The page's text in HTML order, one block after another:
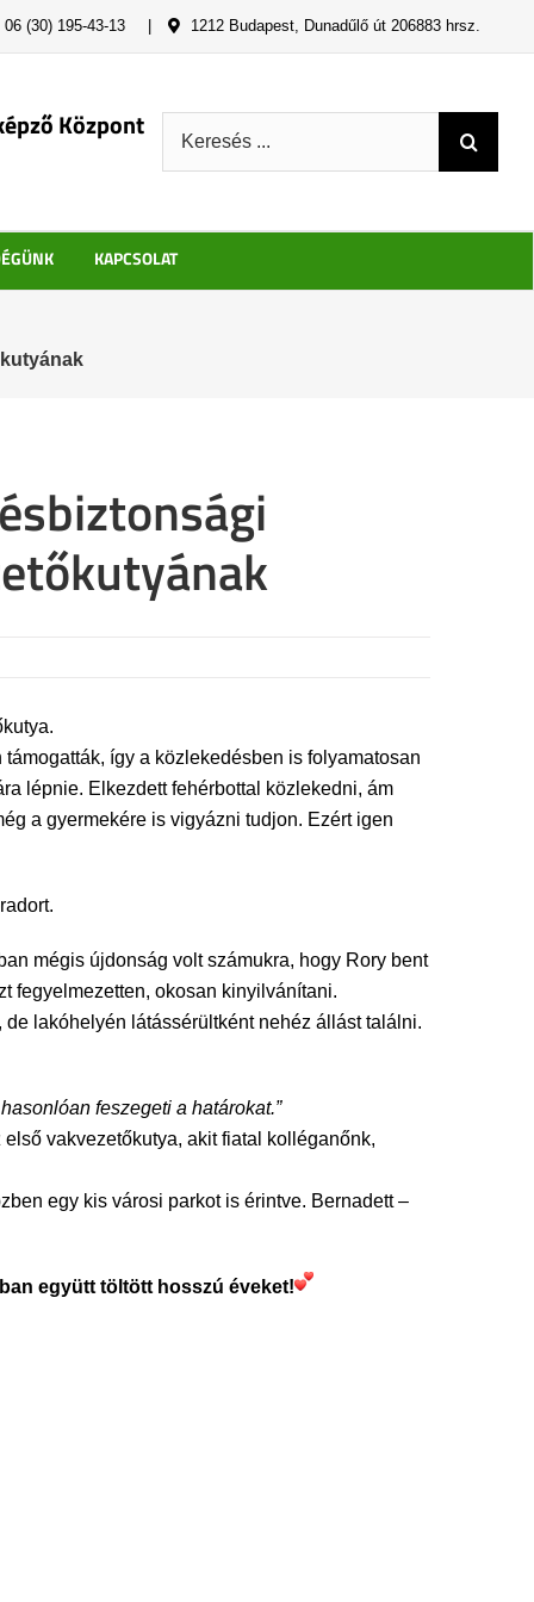
06 (30) 195-43-13 1212 Budapest, Dunadűlő út 206883 hrsz.
Központ
KAPCSOLAT
így a közlekedésben is folyamatosan
lépnie. Elkezdett fehérbottal közlekedni, ám
a gyermekére is vigyázni tudjon. Ezért igen
mégis újdonság volt számukra, hogy Rory bent
fegyelmezetten, okosan kinyilvánítani.
lakóhelyén látássérültként nehéz állást találni.
feszegeti a határokat.”
vakvezetőkutya, akit fiatal kolléganőnk,
egy kis városi parkot is érintve. Bernadett –
együtt töltött hosszú éveket!